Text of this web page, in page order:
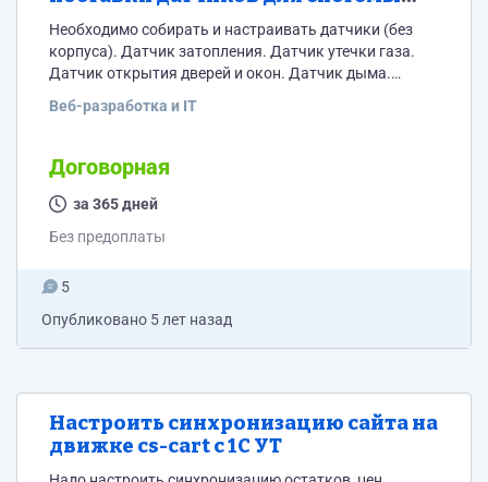
"Умный дом".
Необходимо собирать и настраивать датчики (без
корпуса). Датчик затопления. Датчик утечки газа.
Датчик открытия дверей и окон. Датчик дыма.
реализации обсуждаются. Нужен человек на
Датчик температуры и давления Датчик утечки газа
Датчик протечки воды Датчик открытия окон и
дверей Датчик влажности Главный хаб.
Отправляет всю информацию в информационную...
Веб-разработка и IT
Договорная
за 365 дней
Без предоплаты
5
Опубликовано 5 лет назад
Настроить синхронизацию сайта на
движке cs-cart с 1С УТ